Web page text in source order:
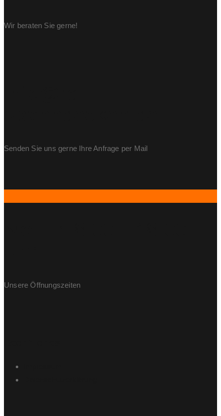
Wir beraten Sie gerne!
Senden Sie uns gerne Ihre Anfrage per Mail
Unsere Öffnungszeiten